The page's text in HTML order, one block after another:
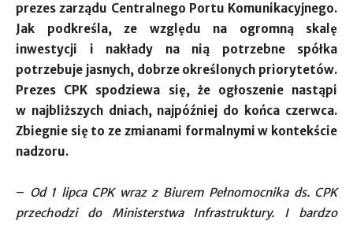
prezes zarządu Centralnego Portu Komunikacyjnego.
Jak podkreśla, ze względu na ogromną skalę
inwestycji i nakłady na nią potrzebne spółka
potrzebuje jasnych, dobrze określonych priorytetów.
Prezes CPK spodziewa się, że ogłoszenie nastąpi
w najbliższych dniach, najpóźniej do końca czerwca.
Zbiegnie się to ze zmianami formalnymi w kontekście
nadzoru.
– Od 1 lipca CPK wraz z Biurem Pełnomocnika ds. CPK
przechodzi do Ministerstwa Infrastruktury. I bardzo